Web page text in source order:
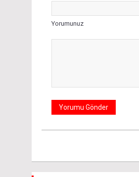
Yorumunuz